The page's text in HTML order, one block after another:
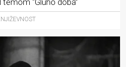
“Gluho doba”